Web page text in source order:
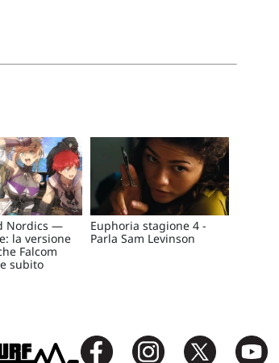
Nordics —
la versione
Falcom
subito
Euphoria stagione 4 -
Parla Sam Levinson